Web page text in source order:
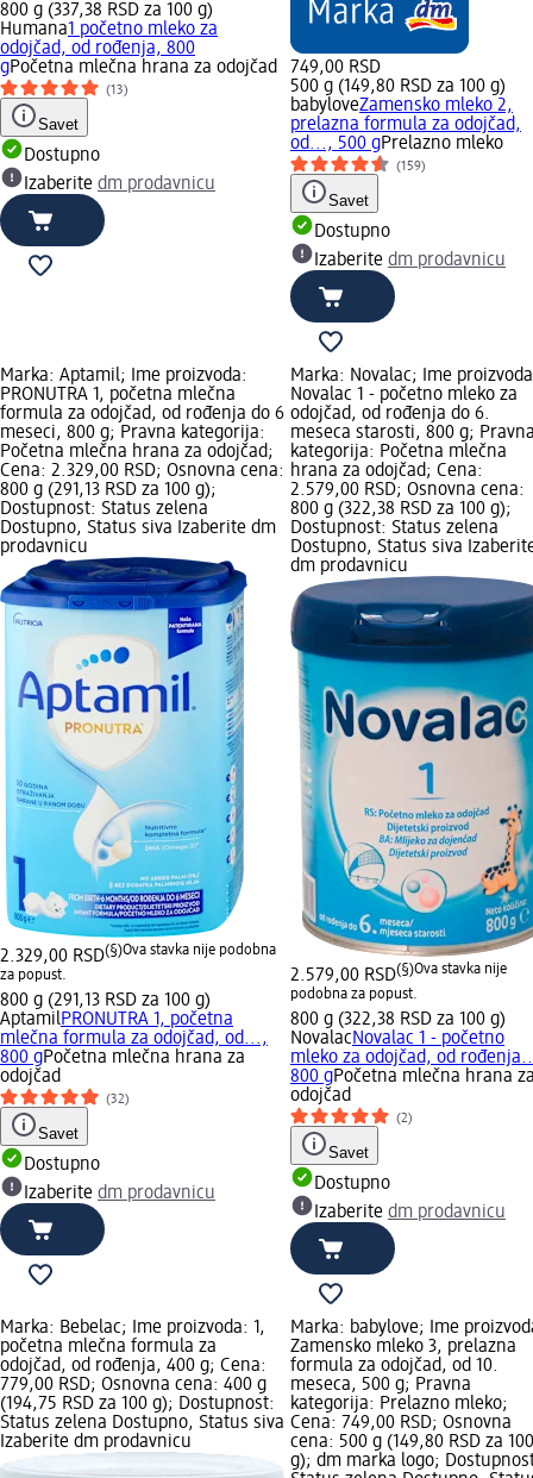
800 g (337,38 RSD za 100 g)
Humana1 početno mleko za
odojčad, od rođenja, 800
gPočetna mlečna hrana za odojčad
(13)
Savet
Dostupno
Izaberite dm prodavnicu
749,00 RSD
500 g (149,80 RSD za 100 g)
babyloveZamensko mleko 2,
prelazna formula za odojčad,
od..., 500 gPrelazno mleko
(159)
Savet
Dostupno
Izaberite dm prodavnicu
Marka: Aptamil; Ime proizvoda:
PRONUTRA 1, početna mlečna
formula za odojčad, od rođenja do 6
meseci, 800 g; Pravna kategorija:
Početna mlečna hrana za odojčad;
Cena: 2.329,00 RSD; Osnovna cena:
800 g (291,13 RSD za 100 g);
Dostupnost: Status zelena
Dostupno, Status siva Izaberite dm
prodavnicu
2.329,00 RSD(§)Ova stavka nije podobna
za popust.
800 g (291,13 RSD za 100 g)
AptamilPRONUTRA 1, početna
mlečna formula za odojčad, od...,
800 gPočetna mlečna hrana za
odojčad
(32)
Savet
Dostupno
Izaberite dm prodavnicu
Marka: Novalac; Ime
Novalac 1 - početno mleko za
odojčad, od rođenja do 6.
meseca starosti, 800 g;
kategorija: Početna mlečna
hrana za odojčad; Cena:
2.579,00 RSD; Osnovna cena:
800 g (322,38 RSD za 100 g);
Dostupnost: Status zelena
Dostupno, Status siva
dm prodavnicu
2.579,00 RSD(§)Ova stavka nije
podobna za popust.
800 g (322,38 RSD za 100 g)
NovalacNovalac 1 - početno
mleko za odojčad, od
800 gPočetna mlečna hrana
odojčad
(2)
Savet
Dostupno
Izaberite dm prodavnicu
Marka: Bebelac; Ime proizvoda: 1,
početna mlečna formula za
odojčad, od rođenja, 400 g; Cena:
779,00 RSD; Osnovna cena: 400 g
(194,75 RSD za 100 g); Dostupnost:
Status zelena Dostupno, Status siva
Izaberite dm prodavnicu
Marka: babylove; Ime
Zamensko mleko 3, prelazna
formula za odojčad, od 10.
meseca, 500 g; Pravna
kategorija: Prelazno mleko;
Cena: 749,00 RSD; Osnovna
cena: 500 g (149,80 RSD za 100
g); dm marka logo;